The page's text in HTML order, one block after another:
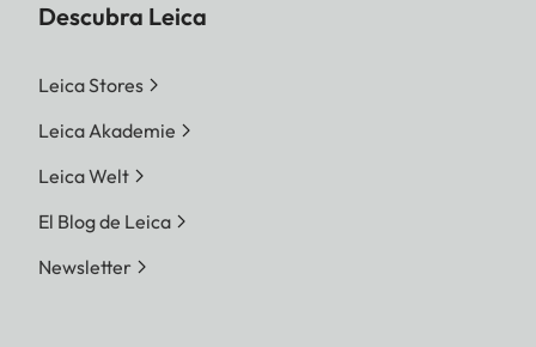
Descubra Leica
Leica Stores
Leica Akademie
Leica Welt
El Blog de Leica
Newsletter